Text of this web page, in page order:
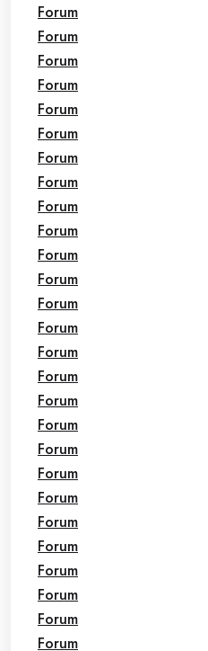
Forum
Forum
Forum
Forum
Forum
Forum
Forum
Forum
Forum
Forum
Forum
Forum
Forum
Forum
Forum
Forum
Forum
Forum
Forum
Forum
Forum
Forum
Forum
Forum
Forum
Forum
Forum